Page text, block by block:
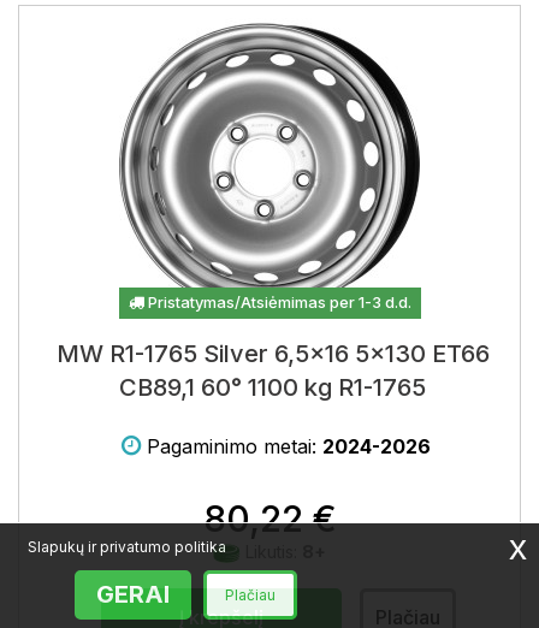
Pristatymas/Atsiėmimas per 1-3 d.d.
MW R1-1765 Silver 6,5x16 5x130 ET66
CB89,1 60° 1100 kg R1-1765
Pagaminimo metai: 2024-2026
80,22 €
Į krepšelį Plačiau
Slapukų ir privatumo politika
GERAI Plačiau
x